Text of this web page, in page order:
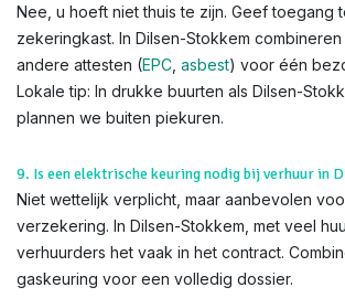
Nee, u hoeft niet thuis te zijn. Geef toegang
zekeringkast. In Dilsen-Stokkem
andere attesten (EPC asbest) voor één
Lokale tip: In drukke buurten als Dilsen-
plannen we buiten piekuren.
9. Is een elektrische keuring nodig bij verhuur in
Niet wettelijk verplicht, maar aanbevolen
verzekering. In Dilsen-Stokkem, met veel
verhuurders het vaak in het contract.
gaskeuring voor een volledig dossier.